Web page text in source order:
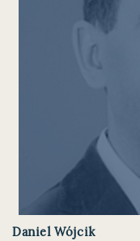
Daniel Wójcik